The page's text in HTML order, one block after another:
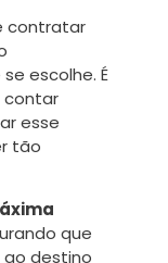
contratar
escolhe. É
contar
esse
tão
que
destino